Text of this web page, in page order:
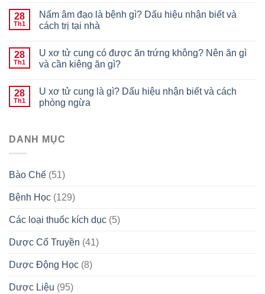
28
Th1
Nấm âm đạo là bệnh gì? Dấu hiệu nhận biết và
cách trị tại nhà
28
Th1
U xơ tử cung có được ăn trứng không? Nên ăn gì
và cần kiêng ăn gì?
28
Th1
U xơ tử cung là gì? Dấu hiệu nhận biết và cách
phòng ngừa
DANH MỤC
Bào Chế (51)
Bệnh Học (129)
Các loại thuốc kích dục (5)
Dược Cổ Truyền (41)
Dược Động Học (8)
Dược Liệu (95)